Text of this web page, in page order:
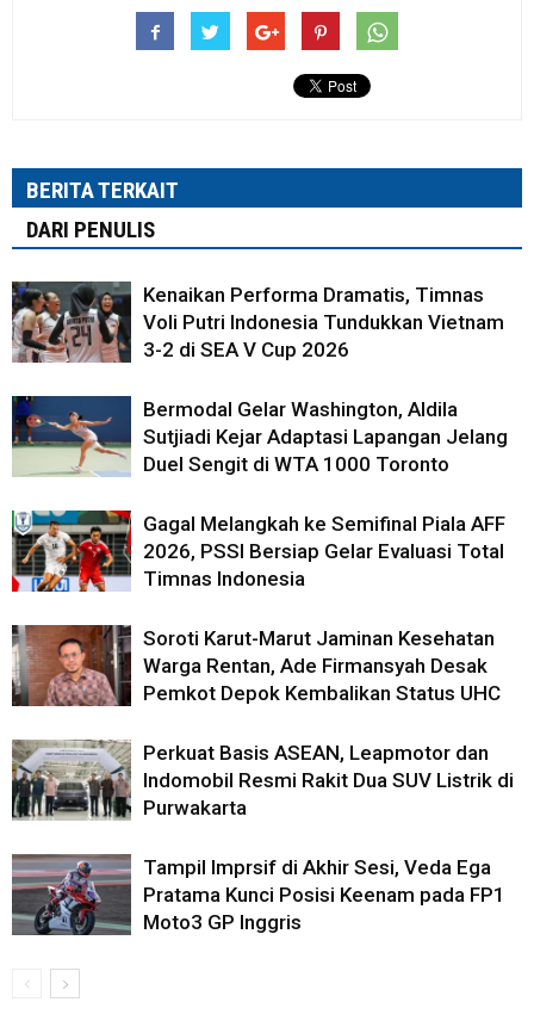
BERITA TERKAIT
DARI PENULIS
Kenaikan Performa Dramatis, Timnas
Voli Putri Indonesia Tundukkan Vietnam
3-2 di SEA V Cup 2026
Bermodal Gelar Washington, Aldila
Sutjiadi Kejar Adaptasi Lapangan Jelang
Duel Sengit di WTA 1000 Toronto
Gagal Melangkah ke Semifinal Piala AFF
2026, PSSI Bersiap Gelar Evaluasi Total
Timnas Indonesia
Soroti Karut-Marut Jaminan Kesehatan
Warga Rentan, Ade Firmansyah Desak
Pemkot Depok Kembalikan Status UHC
Perkuat Basis ASEAN, Leapmotor dan
Indomobil Resmi Rakit Dua SUV Listrik di
Purwakarta
Tampil Imprsif di Akhir Sesi, Veda Ega
Pratama Kunci Posisi Keenam pada FP1
Moto3 GP Inggris